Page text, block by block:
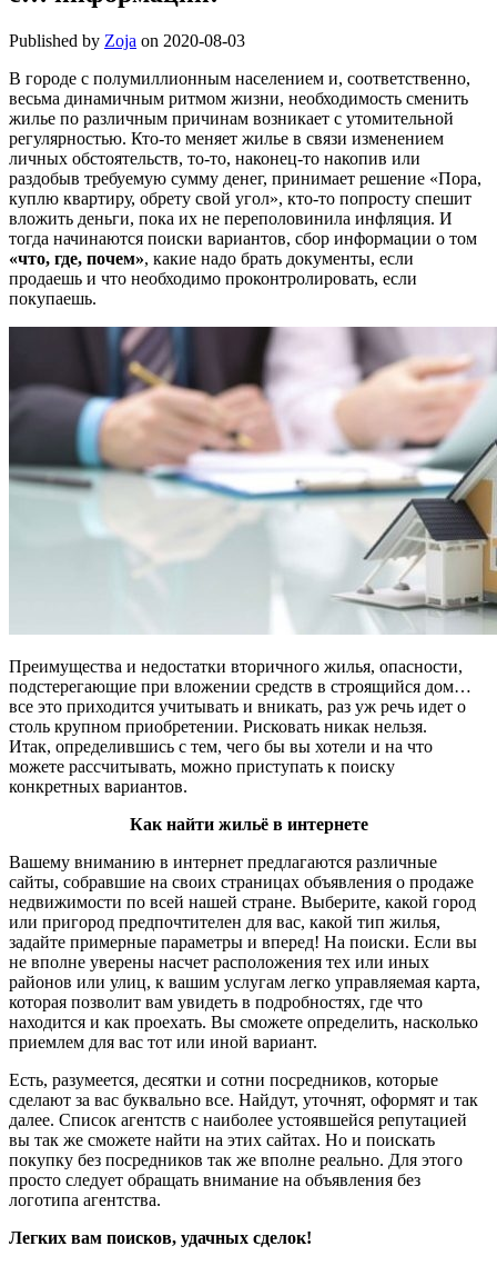
Published by Zoja on 2020-08-03
В городе с полумиллионным населением и, соответственно,
весьма динамичным ритмом жизни, необходимость сменить
жилье по различным причинам возникает с утомительной
регулярностью. Кто-то меняет жилье в связи изменением
личных обстоятельств, то-то, наконец-то накопив или
раздобыв требуемую сумму денег, принимает решение «Пора,
куплю квартиру, обрету свой угол», кто-то попросту спешит
вложить деньги, пока их не переполовинила инфляция. И
тогда начинаются поиски вариантов, сбор информации о том
«что, где, почем», какие надо брать документы, если
продаешь и что необходимо проконтролировать, если
покупаешь.
Преимущества и недостатки вторичного жилья, опасности,
подстерегающие при вложении средств в строящийся дом…
все это приходится учитывать и вникать, раз уж речь идет о
столь крупном приобретении. Рисковать никак нельзя.
Итак, определившись с тем, чего бы вы хотели и на что
можете рассчитывать, можно приступать к поиску
конкретных вариантов.
Как найти жильё в интернете
Вашему вниманию в интернет предлагаются различные
сайты, собравшие на своих страницах объявления о продаже
недвижимости по всей нашей стране. Выберите, какой город
или пригород предпочтителен для вас, какой тип жилья,
задайте примерные параметры и вперед! На поиски. Если вы
не вполне уверены насчет расположения тех или иных
районов или улиц, к вашим услугам легко управляемая карта,
которая позволит вам увидеть в подробностях, где что
находится и как проехать. Вы сможете определить, насколько
приемлем для вас тот или иной вариант.
Есть, разумеется, десятки и сотни посредников, которые
сделают за вас буквально все. Найдут, уточнят, оформят и так
далее. Список агентств с наиболее устоявшейся репутацией
вы так же сможете найти на этих сайтах. Но и поискать
покупку без посредников так же вполне реально. Для этого
просто следует обращать внимание на объявления без
логотипа агентства.
Легких вам поисков, удачных сделок!